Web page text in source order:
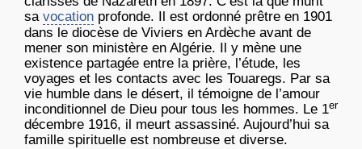
sa vocation profonde. Il est ordonné prêtre en 1901
dans le diocèse de Viviers en Ardèche avant de
mener son ministère en Algérie. Il y mène une
existence partagée entre la prière, l’étude, les
voyages et les contacts avec les Touaregs. Par sa
vie humble dans le désert, il témoigne de l’amour
inconditionnel de Dieu pour tous les hommes. Le 1er
décembre 1916, il meurt assassiné. Aujourd’hui sa
famille spirituelle est nombreuse et diverse.